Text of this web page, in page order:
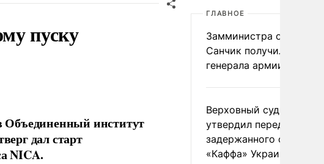
пуску
Объединенный институт
дал старт
NICA.
ГЛАВНОЕ
Замминистра обороны
Санчик получил звание
генерала армии
Верховный суд Швеции
утвердил передачу
задержанного
«Каффа» Украине